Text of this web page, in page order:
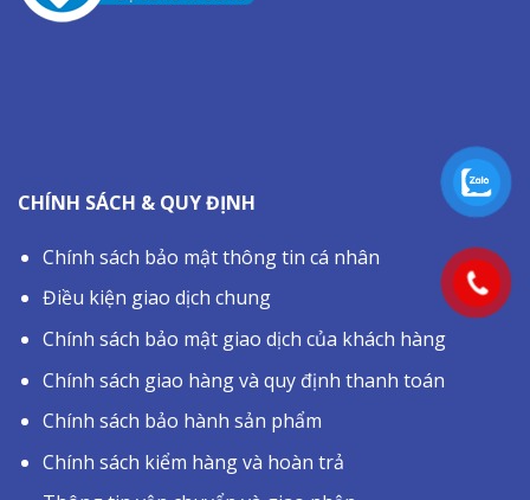
CHÍNH SÁCH & QUY ĐỊNH
Chính sách bảo mật thông tin cá nhân
Điều kiện giao dịch chung
Chính sách bảo mật giao dịch của khách hàng
Chính sách giao hàng và quy định thanh toán
Chính sách bảo hành sản phẩm
Chính sách kiểm hàng và hoàn trả